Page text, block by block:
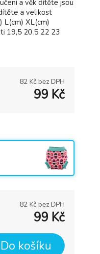
a věk dítěte jsou
a velikost
XL(cm)
19,5 20,5 22 23
82 Kč bez DPH
99 Kč
82 Kč bez DPH
99 Kč
Do košíku